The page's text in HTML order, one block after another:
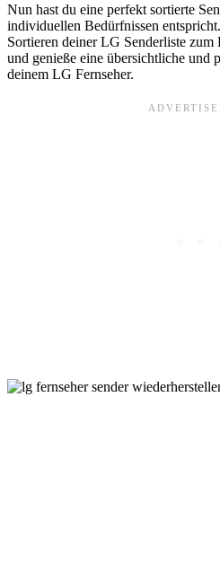
Nun hast du eine perfekt sortierte
individuellen Bedürfnissen
Sortieren deiner LG Senderliste zum
und genieße eine übersichtliche und
deinem LG Fernseher.